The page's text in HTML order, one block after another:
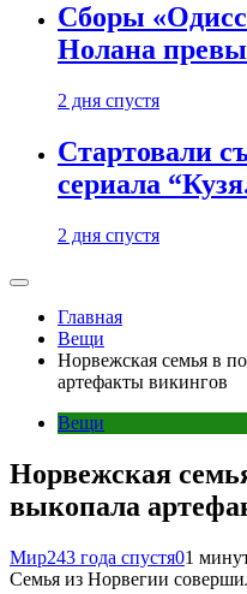
Сборы
Нолана
2 дня спустя
Стартовали
сериала
2 дня спустя
Главная
Вещи
Норвежская семья в
артефакты викингов
Вещи
Норвежская
выкопала
Мир243 года спустя01
Семья из Норвегии